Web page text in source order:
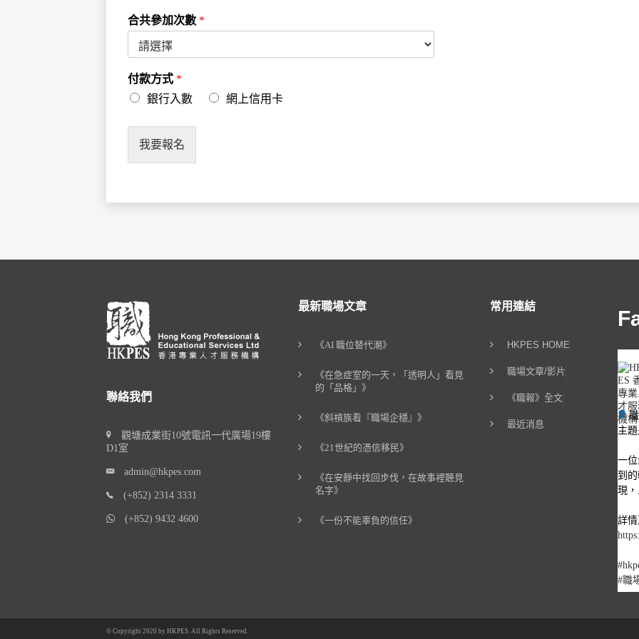
合共參加次數 *
付款方式 *
銀行入數
網上信用卡
我要報名
聯絡我們
觀塘成業街10號電訊一代廣場19樓
D1室
admin@hkpes.com
(+852) 2314 3331
(+852) 9432 4600
最新職場文章
《AI 職位替代潮》
《在急症室的一天，「透明人」看見
的「品格」》
《斜槓族看『職場企穩』》
《21世紀的憑信移民》
《在安靜中找回步伐，在故事裡聽見
名字》
《一份不能辜負的信任》
常用連結
HKPES HOME
職場文章/影片
《職報》全文
最近消息
主
一
到
現
詳情
#職
© Copyright 2020 byHKPES . All Rights Reserved.